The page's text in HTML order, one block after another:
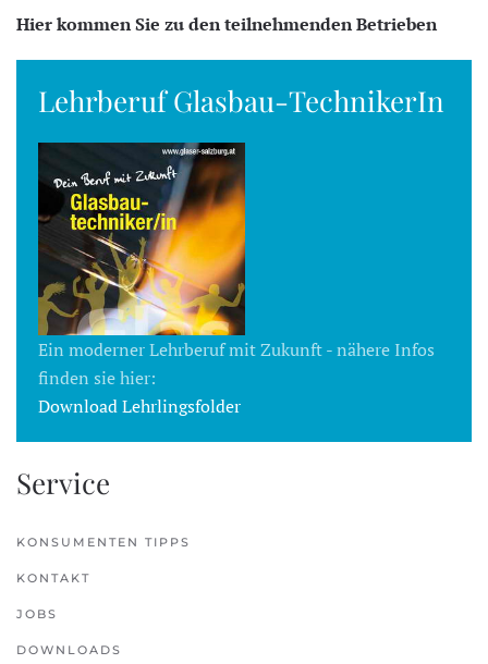
Hier kommen Sie zu den teilnehmenden Betrieben
Lehrberuf Glasbau-TechnikerIn
Ein moderner Lehrberuf mit Zukunft - nähere Infos
finden sie hier:
Download Lehrlingsfolder
Service
KONSUMENTEN TIPPS
KONTAKT
JOBS
DOWNLOADS